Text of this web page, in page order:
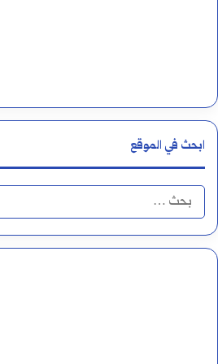
ابحث في الموقع